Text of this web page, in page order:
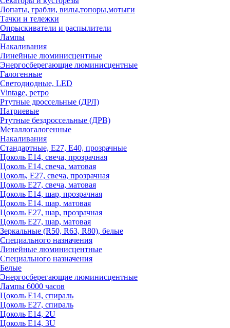
Лопаты, грабли, вилы,топоры,мотыги
Тачки и тележки
Опрыскиватели и распылители
Лампы
Накаливания
Линейные люминисцентные
Энергосберегающие люминисцентные
Галогенные
Светодиодные, LED
Vintage, ретро
Ртутные дроссельные (ДРЛ)
Натриевые
Ртутные бездроссельные (ДРВ)
Металлогалогенные
Накаливания
Стандартные, Е27, Е40, прозрачные
Цоколь Е14, свеча, прозрачная
Цоколь Е14, свеча, матовая
Цоколь, Е27, свеча, прозрачная
Цоколь Е27, свеча, матовая
Цоколь Е14, шар, прозрачная
Цоколь Е14, шар, матовая
Цоколь Е27, шар, прозрачная
Цоколь Е27, шар, матовая
Зеркальные (R50, R63, R80), белые
Специального назначения
Линейные люминисцентные
Специального назначения
Белые
Энергосберегающие люминисцентные
Лампы 6000 часов
Цоколь Е14, спираль
Цоколь Е27, спираль
Цоколь Е14, 2U
Цоколь Е14, 3U